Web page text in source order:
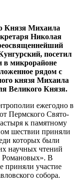
Князя Михаила
Николая
посетил
в микрорайоне
рядом с
князя Михаила
Великого Князя.
ежегодно в
Пермского Свято-
к памятному
шествии приняли
которых были
научных чтений
Романовых». В
приняли участие
собора.